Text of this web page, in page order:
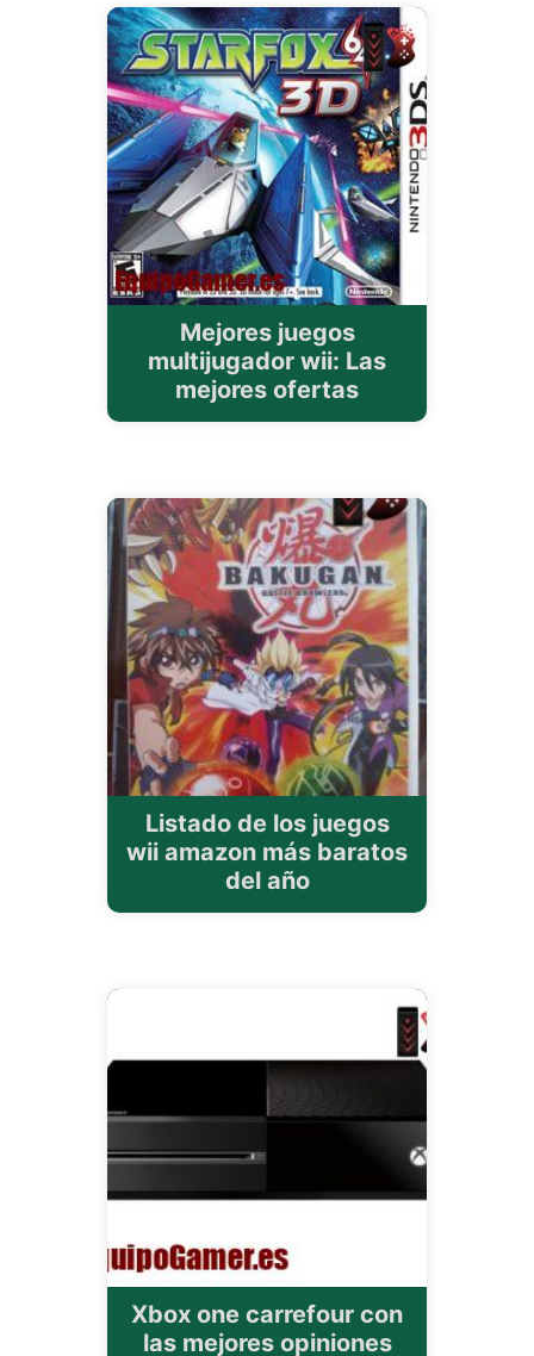
Mejores juegos
multijugador wii: Las
mejores ofertas
Listado de los juegos
wii amazon más baratos
del año
Xbox one carrefour con
las mejores opiniones